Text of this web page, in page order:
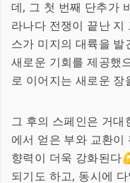
데, 그 첫 번째 단추가
라나다 전쟁이 끝난 지
스가 미지의 대륙을 발
새로운 기회를 제공했
로 이어지는 새로운 장
그 후의 스페인은 거대
에서 얻은 부와 교환이
향력이 더욱 강화된다
되기도 하고, 동시에